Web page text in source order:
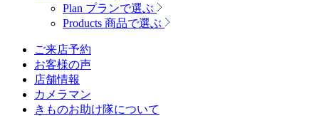
Plan プランで選ぶ
Products 商品で選ぶ
ご来店予約
お客様の声
店舗情報
カメラマン
きものお助け隊について